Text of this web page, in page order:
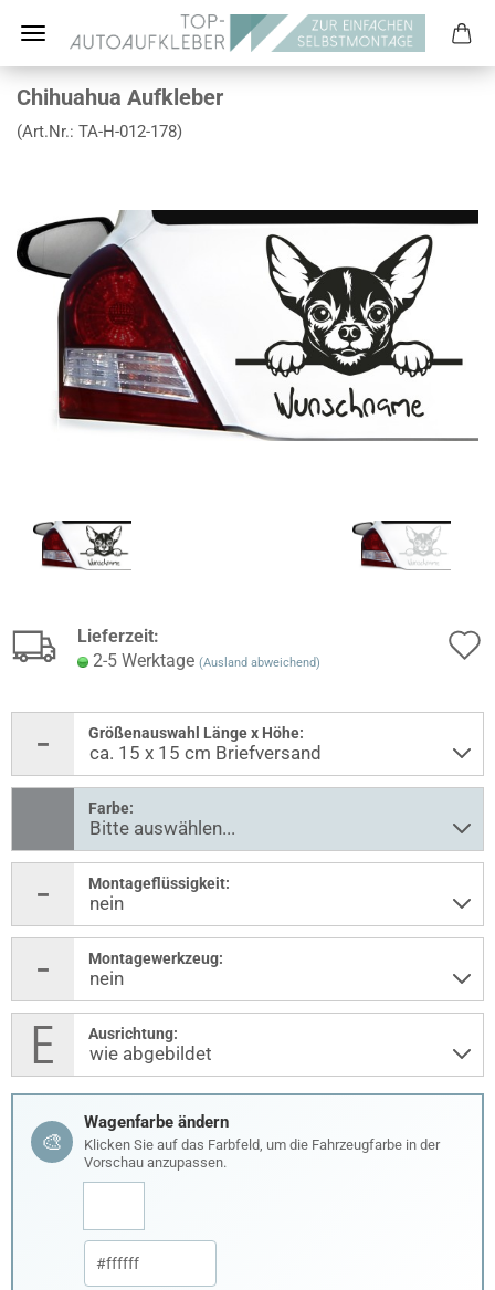
Chihuahua Aufkleber
(Art.Nr.: TA-H-012-178)
Lieferzeit:
2-5 Werktage (Ausland abweichend)
Größenauswahl Länge x Höhe:
Farbe:
Montageflüssigkeit:
Montagewerkzeug:
Ausrichtung:
🎨
Wagenfarbe ändern
Klicken Sie auf das Farbfeld, um die Fahrzeugfarbe in der
Vorschau anzupassen.